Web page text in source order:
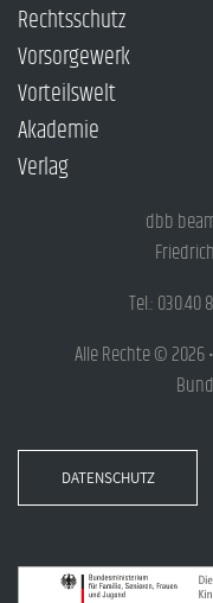
Rechtsschutz
Vorsorgewerk
Vorteilswelt
Akademie
Verlag
dbb
Tel.: 030.40
Alle Rechte ©
DATENSCHUTZ